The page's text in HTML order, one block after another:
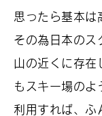
思ったら基本は
その為日本のス
山の近くに存在
もスキー場のよ
利用すれば、ふ